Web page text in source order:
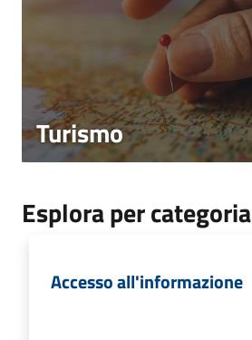
Turismo
Esplora per categoria
Accesso all'informazione